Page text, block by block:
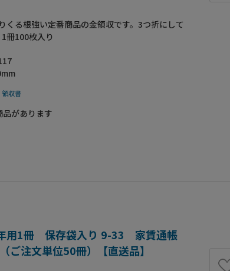
くる根強い定番商品の金領収です。3つ折にして
冊100枚入り
領収書
品があります
用1冊 保存袋入り 9-33 家賃通帳
注文単位50冊）【直送品】